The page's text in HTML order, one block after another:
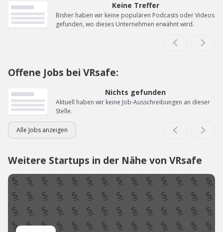
Keine Treffer
Bisher haben wir keine populären Podcasts oder Videos
gefunden, wo dieses Unternehmen erwähnt wird.
Offene Jobs bei VRsafe:
Nichts gefunden
Aktuell haben wir keine Job-Ausschreibungen an dieser
Stelle.
Alle Jobs anzeigen
Weitere Startups in der Nähe von VRsafe